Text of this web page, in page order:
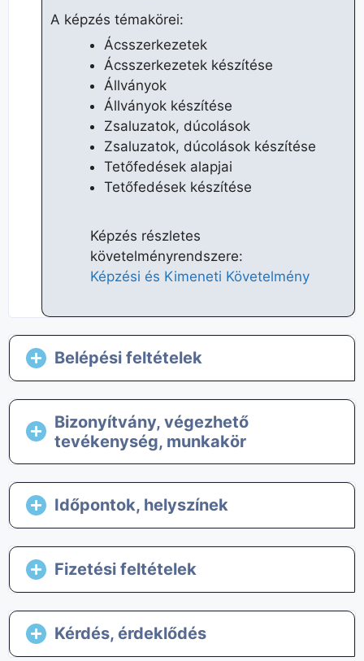
A képzés témakörei:
Ácsszerkezetek
Ácsszerkezetek készítése
Állványok
Állványok készítése
Zsaluzatok, dúcolások
Zsaluzatok, dúcolások készítése
Tetőfedések alapjai
Tetőfedések készítése
Képzés részletes
követelményrendszere:​
Képzési és Kimeneti Követelmény
Belépési feltételek
Bizonyítvány, végezhető
tevékenység, munkakör
Időpontok, helyszínek
Fizetési feltételek
Kérdés, érdeklődés